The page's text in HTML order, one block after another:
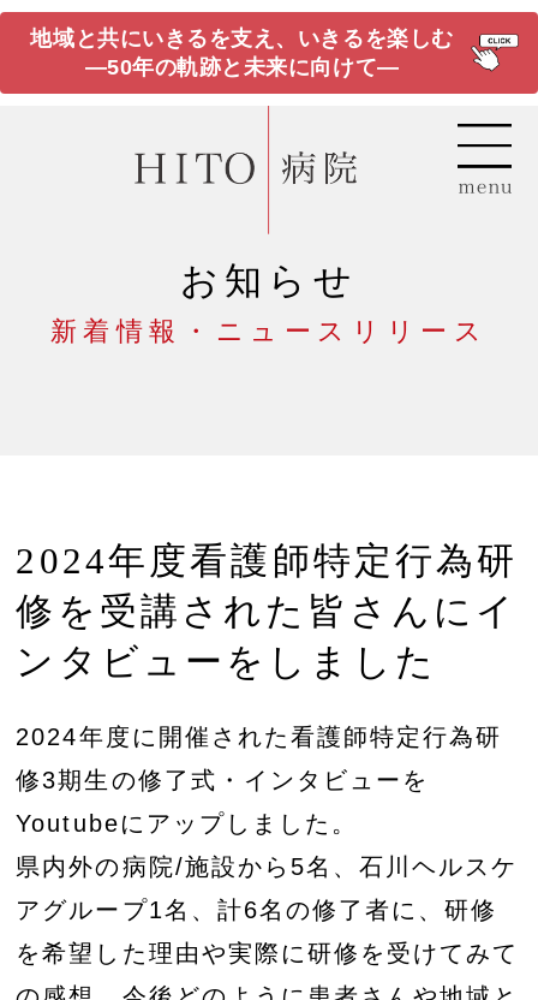
地域と共にいきるを支え、いきるを楽しむ
―50年の軌跡と未来に向けて―
お知らせ
新着情報・ニュースリリース
2024年度看護師特定行為研
修を受講された皆さんにイ
ンタビューをしました
2024年度に開催された看護師特定行為研
修3期生の修了式・インタビューを
Youtubeにアップしました。
県内外の病院/施設から5名、石川ヘルスケ
アグループ1名、計6名の修了者に、研修
を希望した理由や実際に研修を受けてみて